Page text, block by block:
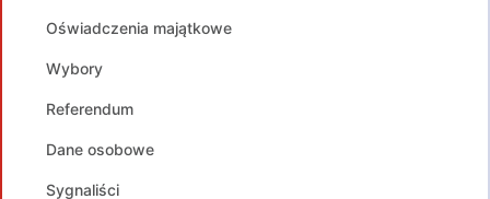
Oświadczenia majątkowe
Wybory
Referendum
Dane osobowe
Sygnaliści